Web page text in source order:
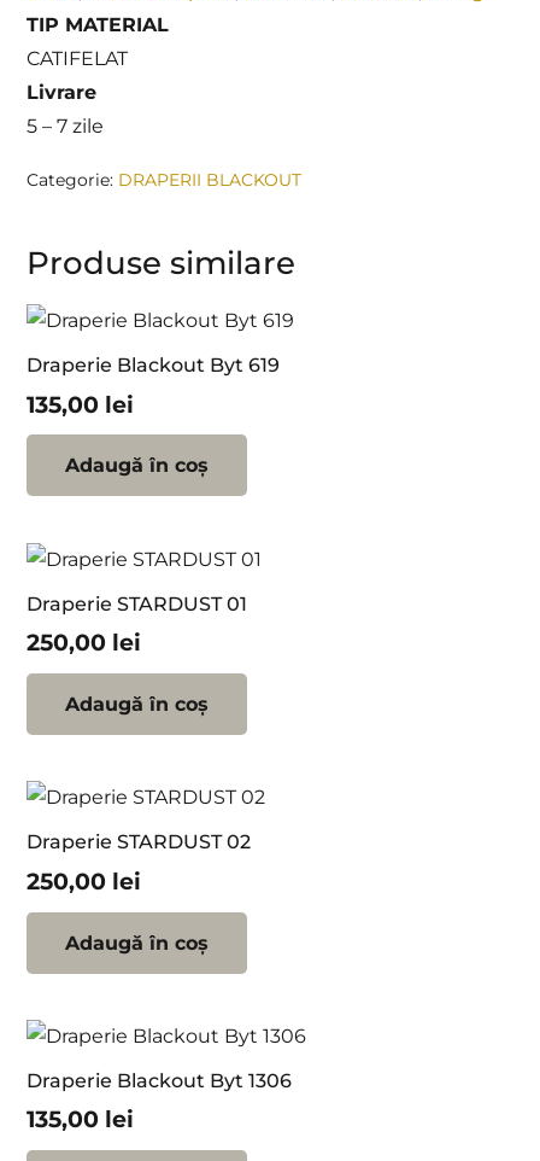
TIP MATERIAL
CATIFELAT
Livrare
5 – 7 zile
Categorie: DRAPERII BLACKOUT
Produse similare
Draperie Blackout Byt 619
135,00 lei
Adaugă în coș
Draperie STARDUST 01
250,00 lei
Adaugă în coș
Draperie STARDUST 02
250,00 lei
Adaugă în coș
Draperie Blackout Byt 1306
135,00 lei